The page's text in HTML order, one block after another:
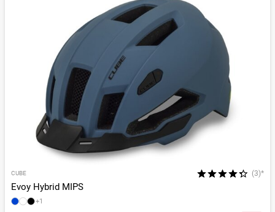
CUBE (3)*
Evoy Hybrid MIPS
+1